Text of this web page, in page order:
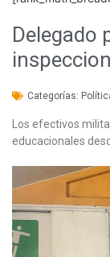
Delegado
Categorías:
Los efectivos
educacionales